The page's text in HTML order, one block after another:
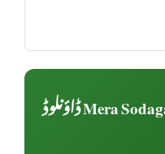
Mera Sodagar Mera Dildar Season 2 ڈاؤنلوڈ